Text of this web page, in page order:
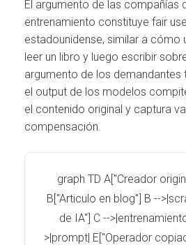
El argumento de las compañías
entrenamiento constituye fair
estadounidense, similar a cómo
leer un libro y luego escribir
argumento de los demandantes
el output de los modelos
el contenido original y captura
compensación.
graph TD A["Creador
B["Articulo en blog"] B --
de IA"] C --
>|prompt| E["Operador